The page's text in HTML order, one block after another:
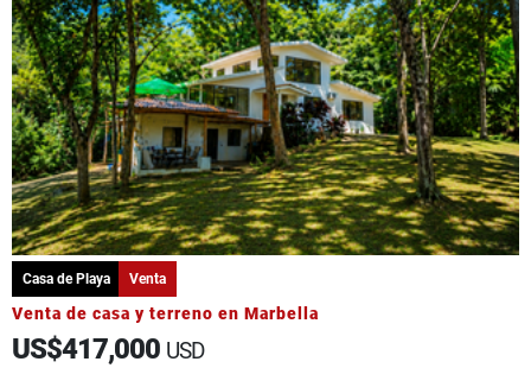
Casa de Playa Venta
Venta de casa y terreno en Marbella
US$417,000 USD